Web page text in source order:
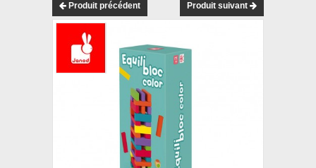
Produit précédent Produit suivant